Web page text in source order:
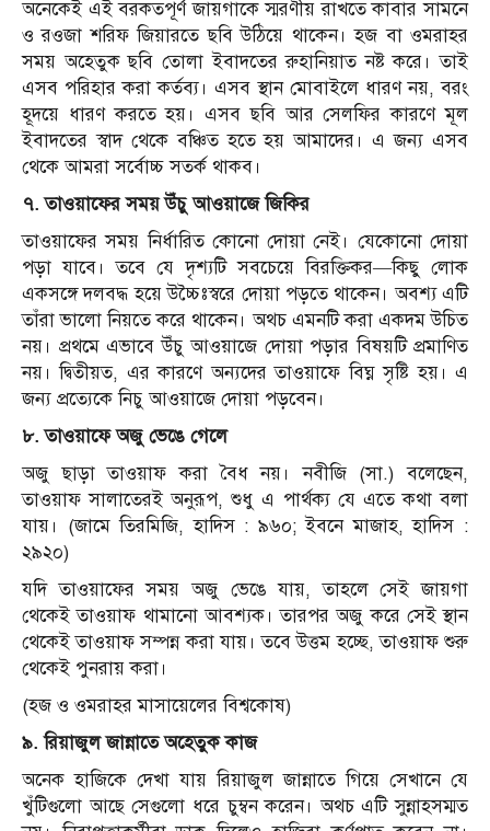
অনেকেই এই বরকতপূর্ণ জায়গাকে স্মরণীয় রাখতে কাবার সামনে
ও রওজা শরিফ জিয়ারতে ছবি উঠিয়ে থাকেন। হজ বা ওমরাহর
সময় অহেতুক ছবি তোলা ইবাদতের রুহানিয়াত নষ্ট করে। তাই
এসব পরিহার করা কর্তব্য। এসব স্থান মোবাইলে ধারণ নয়, বরং
হূদয়ে ধারণ করতে হয়। এসব ছবি আর সেলফির কারণে মূল
ইবাদতের স্বাদ থেকে বঞ্চিত হতে হয় আমাদের। এ জন্য এসব
থেকে আমরা সর্বোচ্চ সতর্ক থাকব।
৭. তাওয়াফের সময় উঁচু আওয়াজে জিকির
তাওয়াফের সময় নির্ধারিত কোনো দোয়া নেই। যেকোনো দোয়া
পড়া যাবে। তবে যে দৃশ্যটি সবচেয়ে বিরক্তিকর—কিছু লোক
একসঙ্গে দলবদ্ধ হয়ে উচ্চৈঃস্বরে দোয়া পড়তে থাকেন। অবশ্য এটি
তাঁরা ভালো নিয়তে করে থাকেন। অথচ এমনটি করা একদম উচিত
নয়। প্রথমে এভাবে উঁচু আওয়াজে দোয়া পড়ার বিষয়টি প্রমাণিত
নয়। দ্বিতীয়ত, এর কারণে অন্যদের তাওয়াফে বিঘ্ন সৃষ্টি হয়। এ
জন্য প্রত্যেকে নিচু আওয়াজে দোয়া পড়বেন।
৮. তাওয়াফে অজু ভেঙে গেলে
অজু ছাড়া তাওয়াফ করা বৈধ নয়। নবীজি (সা.) বলেছেন,
তাওয়াফ সালাতেরই অনুরূপ, শুধু এ পার্থক্য যে এতে কথা বলা
যায়। (জামে তিরমিজি, হাদিস : ৯৬০; ইবনে মাজাহ, হাদিস :
২৯২০)
যদি তাওয়াফের সময় অজু ভেঙে যায়, তাহলে সেই জায়গা
থেকেই তাওয়াফ থামানো আবশ্যক। তারপর অজু করে সেই স্থান
থেকেই তাওয়াফ সম্পন্ন করা যায়। তবে উত্তম হচ্ছে, তাওয়াফ শুরু
থেকেই পুনরায় করা।
(হজ ও ওমরাহর মাসায়েলের বিশ্বকোষ)
৯. রিয়াজুল জান্নাতে অহেতুক কাজ
অনেক হাজিকে দেখা যায় রিয়াজুল জান্নাতে গিয়ে সেখানে যে
খুঁটিগুলো আছে সেগুলো ধরে চুম্বন করেন। অথচ এটি সুন্নাহসম্মত